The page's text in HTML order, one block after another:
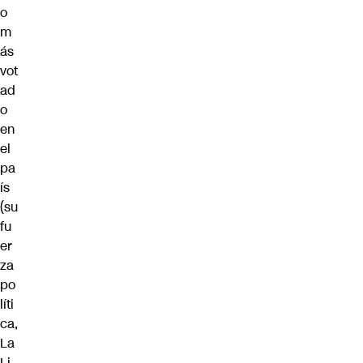
o
m
ás
vot
ad
o
en
el
pa
ís
(su
fu
er
za
po
líti
ca,
La